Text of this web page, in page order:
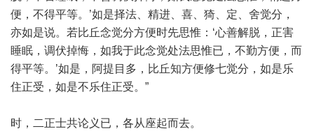
便，不得平等。’如是择法、精进、喜、猗、定、舍觉分，
亦如是说。若比丘念觉分方便时先思惟：‘心善解脱，正害
睡眠，调伏掉悔，如我于此念觉处法思惟已，不勤方便，而
得平等。’如是，阿提目多，比丘知方便修七觉分，如是乐
住正受，如是不乐住正受。”
时，二正士共论义已，各从座起而去。